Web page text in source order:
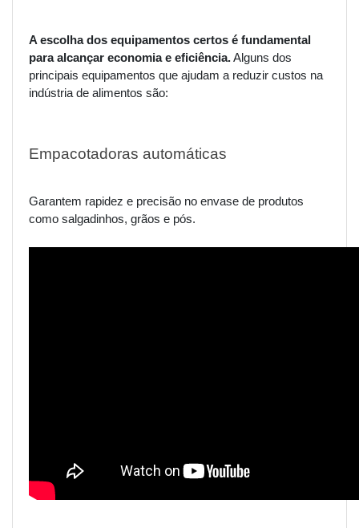
A escolha dos equipamentos certos é fundamental
para alcançar economia e eficiência.Alguns dos
principais equipamentos que ajudam a reduzir custos na
indústria de alimentos são:
Empacotadoras automáticas
Garantem rapidez e precisão no envase de produtos
como salgadinhos, grãos e pós.